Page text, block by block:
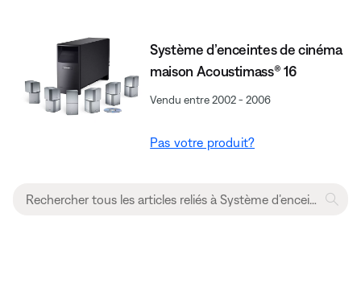
Système d’enceintes de cinéma
maison Acoustimass® 16
Vendu entre 2002 - 2006
Pas votre produit?